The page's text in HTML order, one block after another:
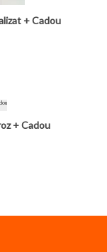
+ Cadou
+ Cadou